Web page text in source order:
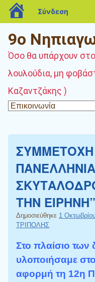
9ο
Όσο θα υπάρχουν
λουλούδια, μη
Καζαντζάκης )
ΣΥΜΜΕΤΟΧΗ
ΤΗΝ ΕΙΡΗΝΗ”
Δημοσιεύθηκε 1
ΤΡΙΠΟΛΗΣ
Στο πλαίσιο
υλοποιήσαμε
αφορμή τη 12η
blogs.sch.gr
Σύνδεση